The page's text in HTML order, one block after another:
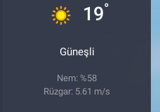
19°
Güneşli
Nem: %58
Rüzgar: 5.61 m/s